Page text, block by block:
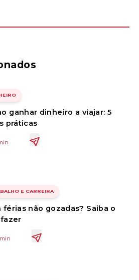
ganhar dinheiro a viajar: 5
práticas
E CARREIRA
férias não gozadas? Saiba o
min